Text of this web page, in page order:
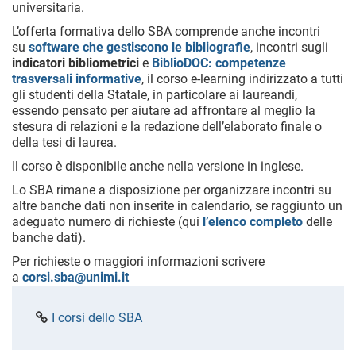
universitaria.
L’offerta formativa dello SBA comprende anche incontri
su software che gestiscono le bibliografie, incontri sugli
indicatori bibliometrici e BiblioDOC: competenze
trasversali informative, il corso e-learning indirizzato a tutti
gli studenti della Statale, in particolare ai laureandi,
essendo pensato per aiutare ad affrontare al meglio la
stesura di relazioni e la redazione dell’elaborato finale o
della tesi di laurea.
Il corso è disponibile anche nella versione in inglese.
Lo SBA rimane a disposizione per organizzare incontri su
altre banche dati non inserite in calendario, se raggiunto un
adeguato numero di richieste (qui l’elenco completo delle
banche dati).
Per richieste o maggiori informazioni scrivere
a corsi.sba@unimi.it
I corsi dello SBA